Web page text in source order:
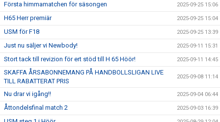
Första himmamatchen för säsongen 2025-09-25 15:06
H65 Herr premiär 2025-09-25 15:04
USM för F18 2025-09-25 13:39
Just nu säljer vi Newbody! 2025-09-11 15:31
Stort tack till revizion för ert stöd till H 65 Höör! 2025-09-11 14:45
SKAFFA ÅRSABONNEMANG PÅ HANDBOLLSLIGAN LIVE
TILL RABATTERAT PRIS
2025-09-08 11:14
Nu drar vi igång!! 2025-09-04 06:44
Åttondelsfinal match 2 2025-09-03 16:39